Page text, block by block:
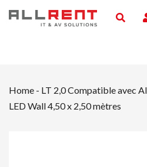
Home - LT 2,0 Compatible avec
LED Wall 4,50 x 2,50 mètres